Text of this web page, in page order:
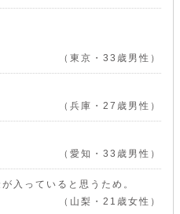
（東京・33歳男性）
（兵庫・27歳男性）
（愛知・33歳男性）
入っていると思うため。
（山梨・21歳女性）